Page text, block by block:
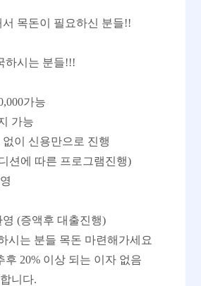
목돈이 필요하신 분들!!
하시는 분들!!!
가능
가능
이 신용만으로 진행
션에 따른 프로그램진행)
(증액후 대출진행)
시는 분들 목돈 마련해가세요
후 20% 이상 되는 이자 없음
니다.